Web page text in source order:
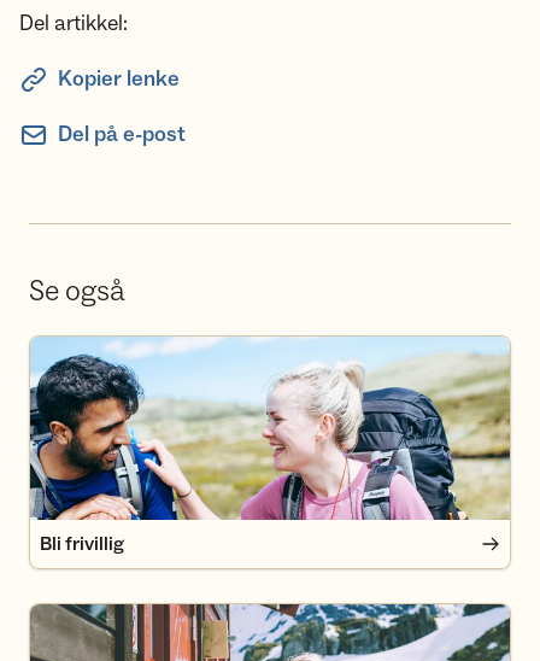
Del artikkel:
Kopier lenke
Del på e-post
Se også
Bli frivillig
Bli frivillig
Bli medlem